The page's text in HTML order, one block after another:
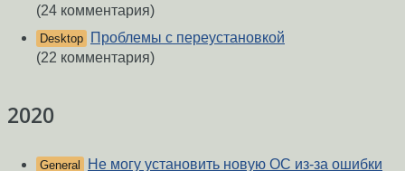
(24 комментария)
Desktop
Проблемы с переустановкой
(22 комментария)
2020
General
Не могу установить новую ОС из-за ошибки